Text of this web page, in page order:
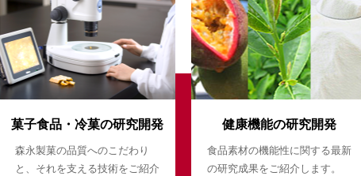
菓子食品・冷菓の研究開発
森永製菓の品質へのこだわり
と、それを支える技術をご紹介
健康機能の研究開発
食品素材の機能性に関する最新
の研究成果をご紹介します。